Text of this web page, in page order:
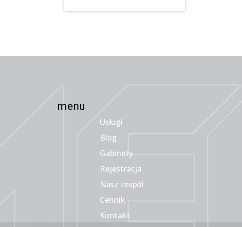
menu
Usługi
Blog
Gabinety
Rejestracja
Nasz zespół
Cennik
Kontakt